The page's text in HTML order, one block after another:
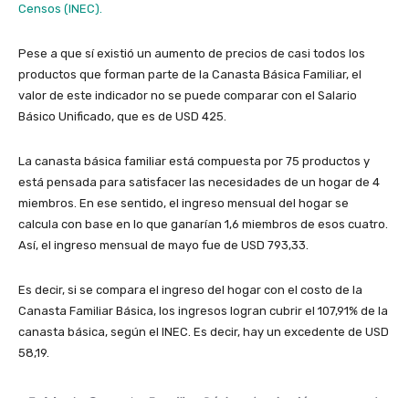
Censos (INEC).
Pese a que sí existió un aumento de precios de casi todos los
productos que forman parte de la Canasta Básica Familiar, el
valor de este indicador no se puede comparar con el Salario
Básico Unificado, que es de USD 425.
La canasta básica familiar está compuesta por 75 productos y
está pensada para satisfacer las necesidades de un hogar de 4
miembros. En ese sentido, el ingreso mensual del hogar se
calcula con base en lo que ganarían 1,6 miembros de esos cuatro.
Así, el ingreso mensual de mayo fue de USD 793,33.
Es decir, si se compara el ingreso del hogar con el costo de la
Canasta Familiar Básica, los ingresos logran cubrir el 107,91% de la
canasta básica, según el INEC. Es decir, hay un excedente de USD
58,19.